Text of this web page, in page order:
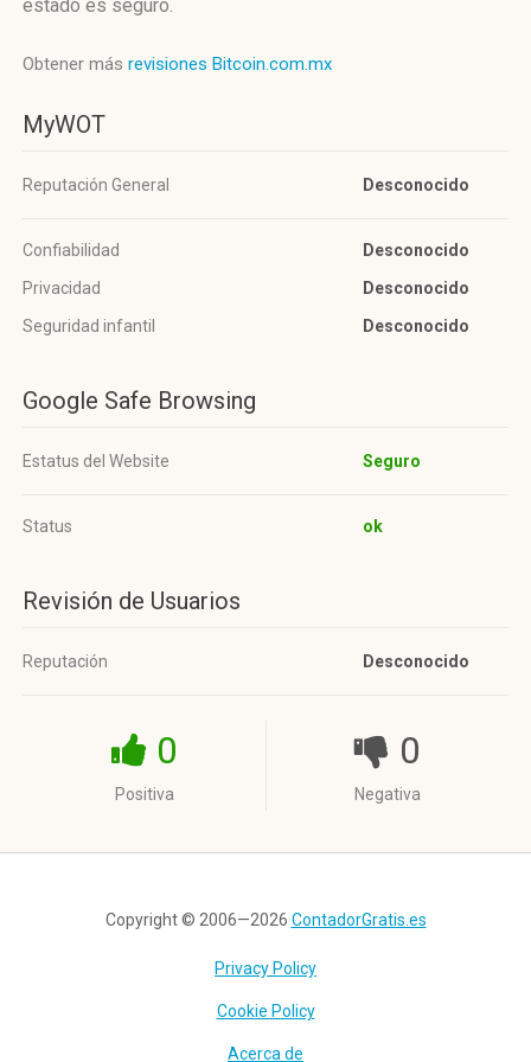
estado es seguro.
Obtener más revisiones Bitcoin.com.mx
MyWOT
Reputación General Desconocido
Confiabilidad
Desconocido
Privacidad
Desconocido
Seguridad infantil
Desconocido
Google Safe Browsing
Estatus del Website Seguro
Status ok
Revisión de Usuarios
Reputación Desconocido
0
Positiva
0
Negativa
Copyright © 2006—2026 ContadorGratis.es
Privacy Policy
Cookie Policy
Acerca de